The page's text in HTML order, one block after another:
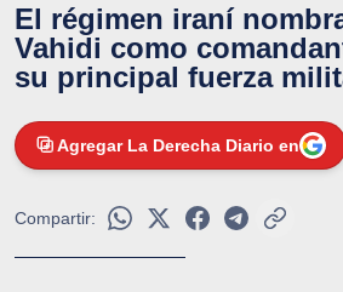
El régimen iraní
Vahidi como
su principal fuerza
Agregar La Derecha Diario en
Compartir: